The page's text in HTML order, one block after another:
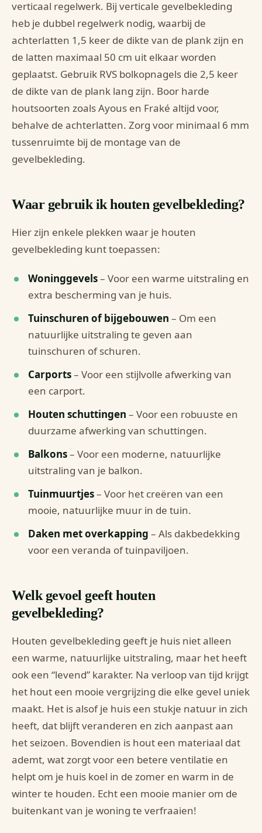
verticaal regelwerk. Bij verticale gevelbekleding
heb je dubbel regelwerk nodig, waarbij de
achterlatten 1,5 keer de dikte van de plank zijn en
de latten maximaal 50 cm uit elkaar worden
geplaatst. Gebruik RVS bolkopnagels die 2,5 keer
de dikte van de plank lang zijn. Boor harde
houtsoorten zoals Ayous en Fraké altijd voor,
behalve de achterlatten. Zorg voor minimaal 6 mm
tussenruimte bij de montage van de
gevelbekleding.
Waar gebruik ik houten gevelbekleding?
Hier zijn enkele plekken waar je houten
gevelbekleding kunt toepassen:
Woninggevels– Voor een warme uitstraling en
extra bescherming van je huis.
Tuinschuren of bijgebouwen – Om een
natuurlijke uitstraling te geven aan
tuinschuren of schuren.
Carports– Voor een stijlvolle afwerking van
een carport.
Houten schuttingen – Voor een robuuste en
duurzame afwerking van schuttingen.
Balkons– Voor een moderne, natuurlijke
uitstraling van je balkon.
Tuinmuurtjes– Voor het creëren van een
mooie, natuurlijke muur in de tuin.
Daken met overkapping – Als dakbedekking
voor een veranda of tuinpaviljoen.
Welk gevoel geeft houten
gevelbekleding?
Houten gevelbekleding geeft je huis niet alleen
een warme, natuurlijke uitstraling, maar het heeft
ook een “levend” karakter. Na verloop van tijd krijgt
het hout een mooie vergrijzing die elke gevel uniek
maakt. Het is alsof je huis een stukje natuur in zich
heeft, dat blijft veranderen en zich aanpast aan
het seizoen. Bovendien is hout een materiaal dat
ademt, wat zorgt voor een betere ventilatie en
helpt om je huis koel in de zomer en warm in de
winter te houden. Echt een mooie manier om de
buitenkant van je woning te verfraaien!